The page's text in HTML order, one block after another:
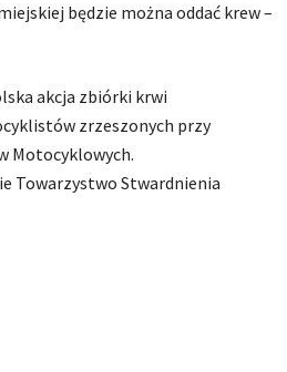
będzie można oddać krew –
akcja zbiórki krwi
zrzeszonych przy
Motocyklowych.
Towarzystwo Stwardnienia